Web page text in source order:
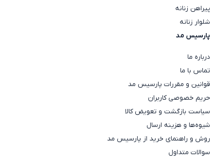
پیراهن زنانه
شلوار زنانه
پارسیس مد
درباره ما
تماس با ما
قوانین و مقررات پارسیس مد
حریم خصوصی کاربران
سیاست بازگشت و تعویض کالا
شیوه‌ها و هزینه ارسال
روش و راهنمای خرید از پارسیس مد
سوالات متداول